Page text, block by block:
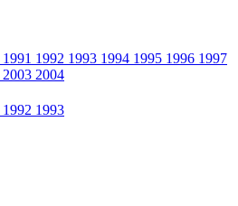
1991 1992 1993 1994 1995 1996 1997
2003 2004
1992 1993